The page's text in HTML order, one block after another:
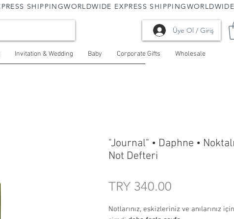
Üye Ol / Giriş
Invitation & Wedding Baby Corporate Gifts Wholesale
"Journal" • Daphne • Noktalı
Not Defteri
TRY 340.00
Notlarınız, eskizleriniz ve anılarınız için